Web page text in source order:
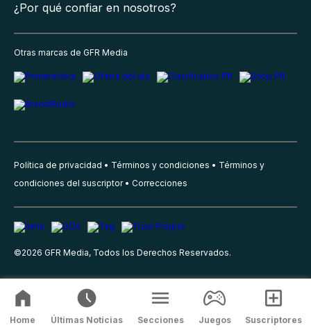
¿Por qué confiar en nosotros?
Otras marcas de GFR Media
Política de privacidad Términos y condiciones
Términos y
condiciones del suscriptor
Correcciones
©2026 GFR Media, Todos los Derechos Reservados.
Home Últimas Noticias Secciones Juegos Suscriptores